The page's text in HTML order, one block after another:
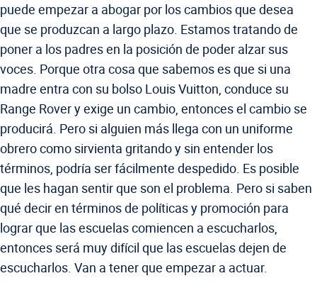
puede empezar a abogar por los cambios que desea
que se produzcan a largo plazo. Estamos tratando de
poner a los padres en la posición de poder alzar sus
voces. Porque otra cosa que sabemos es que si una
madre entra con su bolso Louis Vuitton, conduce su
Range Rover y exige un cambio, entonces el cambio se
producirá. Pero si alguien más llega con un uniforme
obrero como sirvienta gritando y sin entender los
términos, podría ser fácilmente despedido. Es posible
que les hagan sentir que son el problema. Pero si saben
qué decir en términos de políticas y promoción para
lograr que las escuelas comiencen a escucharlos,
entonces será muy difícil que las escuelas dejen de
escucharlos. Van a tener que empezar a actuar.